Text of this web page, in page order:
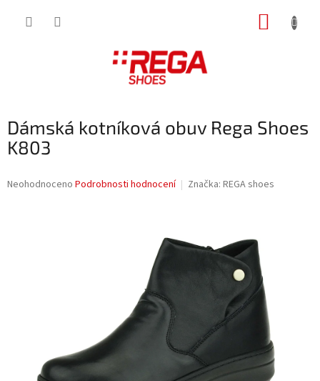
Dámská kotníková obuv Rega Shoes
K803
Průměrné
Neohodnoceno Podrobnosti hodnocení Značka: REGA shoes